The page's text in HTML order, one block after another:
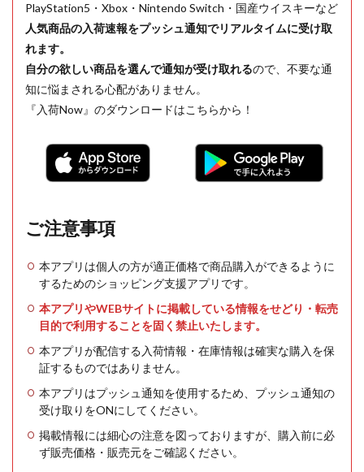
PlayStation5・Xbox・Nintendo Switch・国産ウイスキーなど
人気商品の入荷速報をプッシュ通知でリアルタイムに受け取
れます。
自分の欲しい商品を選んで通知が受け取れるので、不要な通
知に悩まされる心配がありません。
『入荷Now』のダウンロードはこちらから！
ご注意事項
本アプリは個人の方が適正価格で商品購入ができるように
するためのショッピング支援アプリです。
本アプリやWEBサイトに掲載している情報をせどり・転売
目的で利用することを固く禁止いたします。
本アプリが配信する入荷情報・在庫情報は確実な購入を保
証するものではありません。
本アプリはプッシュ通知を使用するため、プッシュ通知の
受け取りをONにしてください。
掲載情報には細心の注意を図っておりますが、購入前に必
ず販売価格・販売元をご確認ください。